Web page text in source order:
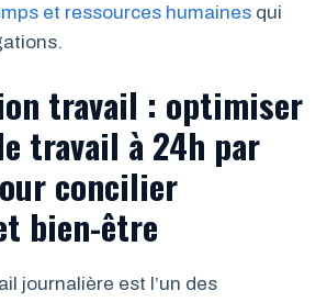
et ressources humaines qui
travail : optimiser
travail à 24h par
concilier
bien-être
journalière est l’un des